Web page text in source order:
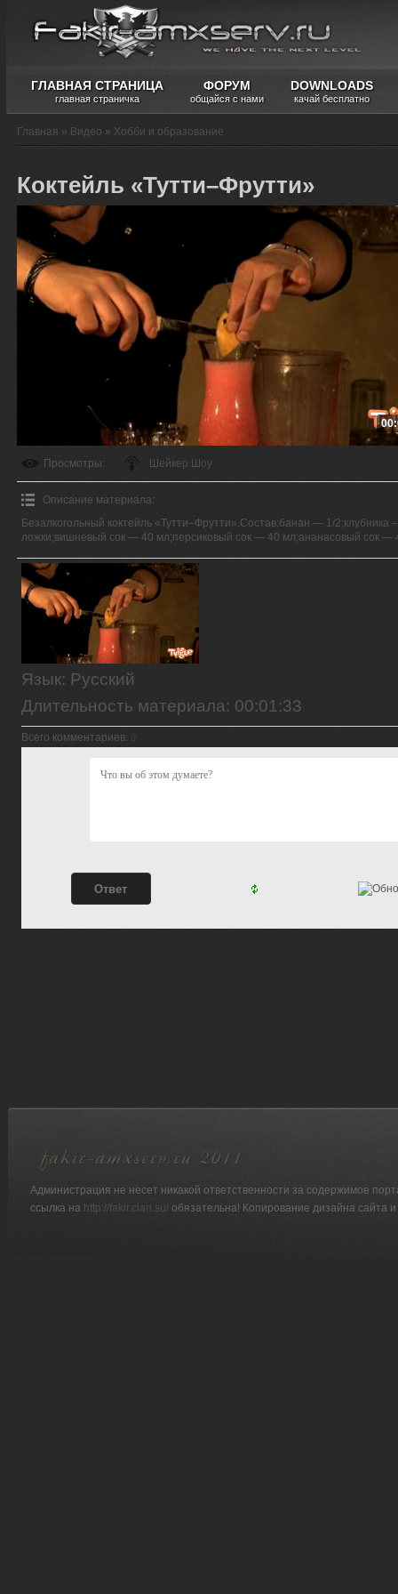
ГЛАВНАЯ СТРАНИЦА
главная страничка
ФОРУМ
общайся с нами
DOWNLOADS
качай бесплатно
Главная » Видео » Хобби и образование
Коктейль «Тутти–Фрутти»
Просмотры: Шейкер Шоу
Описание материала:
Безалкогольный коктейль «Тутти–Фрутти».Состав:банан — 1/
ложки;вишневый сок — 40 мл;персиковый сок — 40 мл;ананасовый сок —
Язык: Русский
Длительность материала: 00:01:33
Всего комментариев:
Администрация не несет никакой ответственности за содержимое
ссылка на http://fakir.clan.su/ обязательна! Копирование дизайна сайта